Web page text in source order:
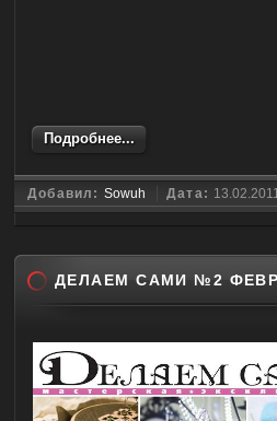
Подробнее...
Добавил: Sowuh Дата:
ДЕЛАЕМ САМИ №2